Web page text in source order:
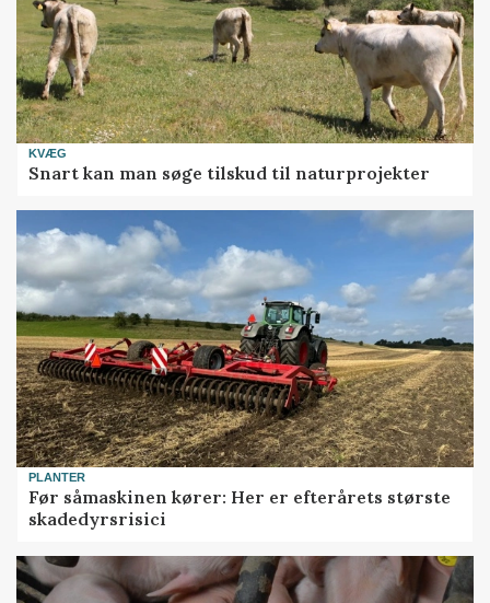
KVÆG
Snart kan man søge tilskud til naturprojekter
PLANTER
Før såmaskinen kører: Her er efterårets største
skadedyrsrisici